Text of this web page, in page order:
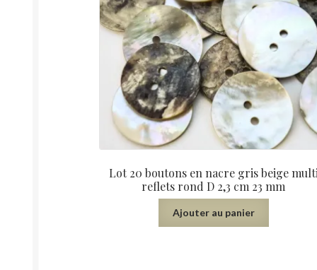
Lot 20 boutons en nacre gris beige
reflets rond D 2,3 cm 23 mm
Ajouter au panier